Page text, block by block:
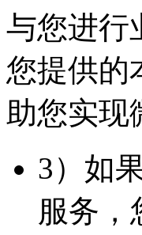
与您进行
您提供的
助您实现
3）如
服务，